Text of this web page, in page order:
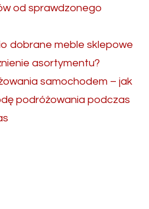
od sprawdzonego
dobrane meble sklepowe
asortymentu?
samochodem – jak
podróżowania podczas